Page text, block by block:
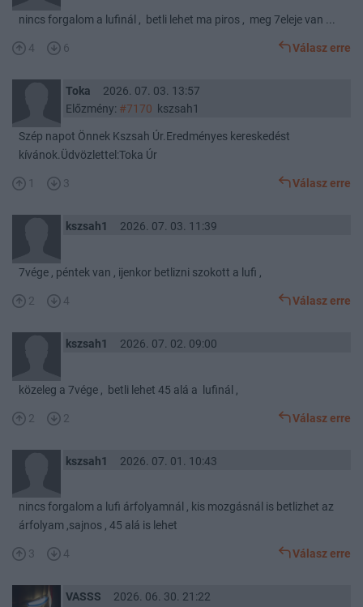
nincs forgalom a lufinál , betli lehet ma piros , meg 7eleje van ...
4 6 Válasz erre
Toka
2026. 07. 03. 13:57
Előzmény: #7170 kszsah1
Szép napot Önnek Kszsah Úr.Eredményes kereskedést
kívánok.Üdvözlettel:Toka Úr
1 3 Válasz erre
kszsah1 2026. 07. 03. 11:39
7vége , péntek van , ijenkor betlizni szokott a lufi ,
2 4 Válasz erre
kszsah1 2026. 07. 02. 09:00
közeleg a 7vége , betli lehet 45 alá a lufinál ,
2 2 Válasz erre
kszsah1 2026. 07. 01. 10:43
nincs forgalom a lufi árfolyamnál , kis mozgásnál is betlizhet az
árfolyam ,sajnos , 45 alá is lehet
3 4 Válasz erre
VASSS
2026. 06. 30. 21:22